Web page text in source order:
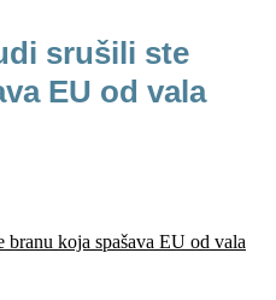
srušili ste
EU od vala